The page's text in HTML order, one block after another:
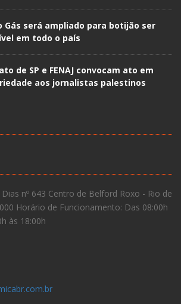
Gás será ampliado para botijão ser
em todo o país
de SP e FENAJ convocam ato em
aos jornalistas palestinos
nº 643 Centro de Belford Roxo - Rio de
Horário de Funcionamento: Das 08:00h
às 18:00h